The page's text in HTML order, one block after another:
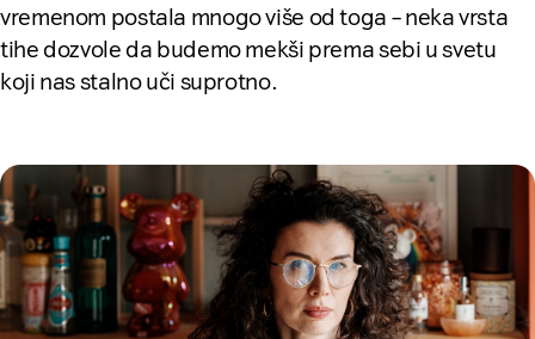
vremenom postala mnogo više od toga – neka vrsta
tihe dozvole da budemo mekši prema sebi u svetu
koji nas stalno uči suprotno.